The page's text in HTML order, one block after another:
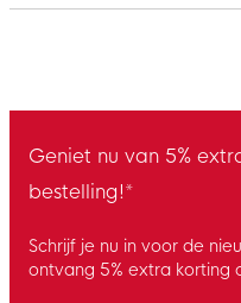
Geniet nu van 5%
bestelling!*
Schrijf je nu in voor de
ontvang 5% extra korting